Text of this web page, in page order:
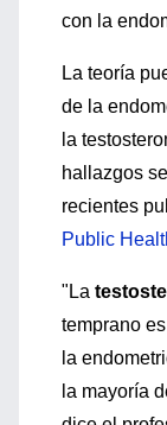
con la
La teoría
de la
la
hallazgos
recientes
Public
"La
temprano
la
la mayoría